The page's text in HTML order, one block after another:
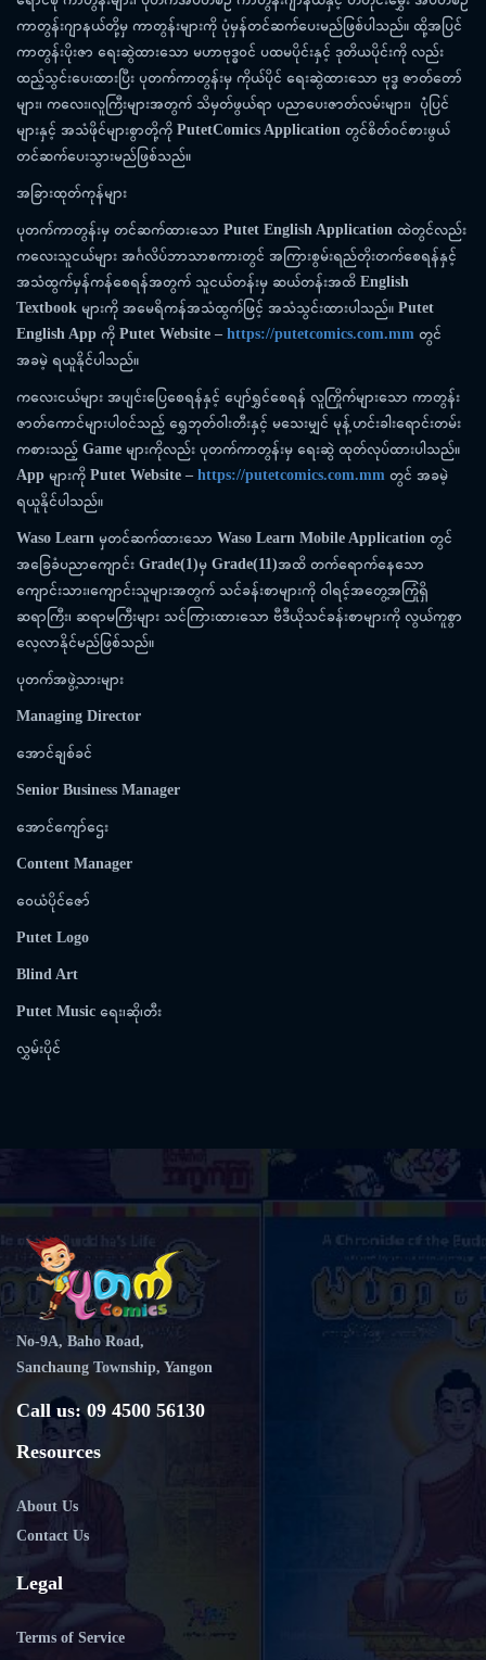
ကာတွန်းဂျာနယ်တို့မှ ကာတွန်းများကို ပုံမှန်တင်ဆက်ပေးမည်ဖြစ်ပါသည်။ ထို့အပြင်
ကာတွန်းပိုးဇာ ရေးဆွဲထားသော မဟာဗုဒ္ဓဝင် ပထမပိုင်းနှင့် ဒုတိယပိုင်းကို လည်း
ထည့်သွင်းပေးထားပြီး ပုတက်ကာတွန်းမှ ကိုယ်ပိုင် ရေးဆွဲထားသော ဗုဒ္ဓ ဇာတ်တော်
များ၊ ကလေး၊လူကြီးများအတွက် သိမှတ်ဖွယ်ရာ ပညာပေးဇာတ်လမ်းများ၊ ပုံံပြင်
များနှင့် အသံဖိုင်များစွာတို့ကို PutetComics Application တွင်စိတ်ဝင်စားဖွယ်
တင်ဆက်ပေးသွားမည်ဖြစ်သည်။
အခြားထုတ်ကုန်များ
ပုတက်ကာတွန်းမှ တင်ဆက်ထားသော Putet English Application ထဲတွင်လည်း
ကလေးသူငယ်များ အင်္ဂလိပ်ဘာသာစကားတွင် အကြားစွမ်းရည်တိုးတက်စေရန်နှင့်
အသံထွက်မှန်ကန်စေရန်အတွက် သူငယ်တန်းမှ ဆယ်တန်းအထိ English
Textbook များကို အမေရိကန်အသံထွက်ဖြင့် အသံသွင်းထားပါသည်။ Putet
English App ကို Putet Website – https://putetcomics.com.mm တွင်
အခမဲ့ ရယူနိုင်ပါသည်။
ကလေးငယ်များ အပျင်းပြေစေရန်နှင့် ပျော်ရွှင်စေရန် လူကြိုက်များသော ကာတွန်း
ဇာတ်ကောင်များပါဝင်သည့် ရွှေဘုတ်ဝါးတီးနှင့် မသေးမျှင် မုန့်ဟင်းခါးရောင်းတမ်း
ကစားသည့် Game များကိုလည်း ပုတက်ကာတွန်းမှ ရေးဆွဲ ထုတ်လုပ်ထားပါသည်။
App များကို Putet Website – https://putetcomics.com.mm တွင် အခမဲ့
ရယူနိုင်ပါသည်။
Waso Learn မှတင်ဆက်ထားသော Waso Learn Mobile Application တွင်
အခြေခံပညာကျောင်း Grade(1)မှ Grade(11)အထိ တက်ရောက်နေသော
ကျောင်းသား၊ကျောင်းသူများအတွက် သင်ခန်းစာများကို ဝါရင့်အတွေ့အကြုံရှိ
ဆရာကြီး၊ ဆရာမကြီးများ သင်ကြားထားသော ဗီဒီယိုသင်ခန်းစာများကို လွယ်ကူစွာ
လေ့လာနိုင်မည်ဖြစ်သည်။
ပုတက်အဖွဲ့သားများ
Managing Director
အောင်ချစ်ခင်
Senior Business Manager
အောင်ကျော်ဌေး
Content Manager
ဝေယံပိုင်ဇော်
Putet Logo
Blind Art
Putet Music ရေး၊ဆို၊တီး
လွှမ်းပိုင်
No-9A, Baho Road,
Sanchaung Township, Yangon
Call us: 09 4500 56130
Resources
About Us
Contact Us
Legal
Terms of Service